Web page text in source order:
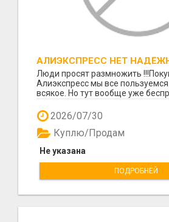
АЛИЭКСПРЕСС НЕТ
Люди просят размножить
Алиэкспресс мы все
всякое. Но тут вообще уже
2026/07/30
Не указана
Куплю/Продам
ПОДРОБНЕЙ